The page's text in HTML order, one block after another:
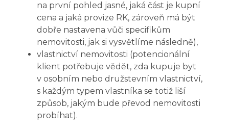
na první pohled jasné, jaká část je kupní
cena a jaká provize RK, zároveň má být
dobře nastavena vůči specifikům
nemovitosti, jak si vysvětlíme následně),
vlastnictví nemovitosti (potencionální
klient potřebuje vědět, zda kupuje byt
v osobním nebo družstevním vlastnictví,
s každým typem vlastníka se totiž liší
způsob, jakým bude převod nemovitosti
probíhat).